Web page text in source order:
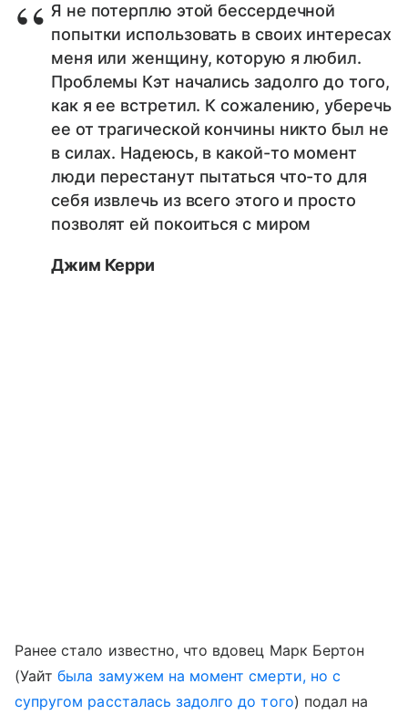
Я не потерплю этой бессердечной
попытки использовать в своих интересах
меня или женщину, которую я любил.
Проблемы Кэт начались задолго до того,
как я ее встретил. К сожалению, уберечь
ее от трагической кончины никто был не
в силах. Надеюсь, в какой-то момент
люди перестанут пытаться что-то для
себя извлечь из всего этого и просто
позволят ей покоиться с миром
Джим Керри
Ранее стало известно, что вдовец Марк Бертон
(Уайтбыла замужем на момент смерти, но с
супругом рассталась задолго до того) подал на